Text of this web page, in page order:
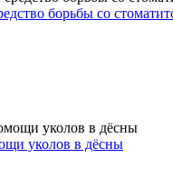
борьбы со
уколов в дёсны